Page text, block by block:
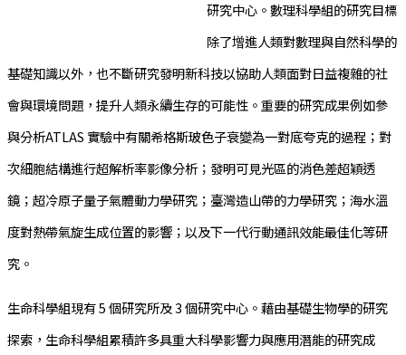
研究中心。數理科學組的研究目標
除了增進人類對數理與自然科學的
基礎知識以外，也不斷研究發明新科技以協助人類面對日益複雜的社
會與環境問題，提升人類永續生存的可能性。重要的研究成果例如參
與分析ATLAS 實驗中有關希格斯玻色子衰變為一對底夸克的過程；對
次細胞結構進行超解析率影像分析；發明可見光區的消色差超穎透
鏡；超冷原子量子氣體動力學研究；臺灣造山帶的力學研究；海水溫
度對熱帶氣旋生成位置的影響；以及下一代行動通訊效能最佳化等研
究。
生命科學組現有 5 個研究所及 3 個研究中心。藉由基礎生物學的研究
探索，生命科學組累積許多具重大科學影響力與應用潛能的研究成